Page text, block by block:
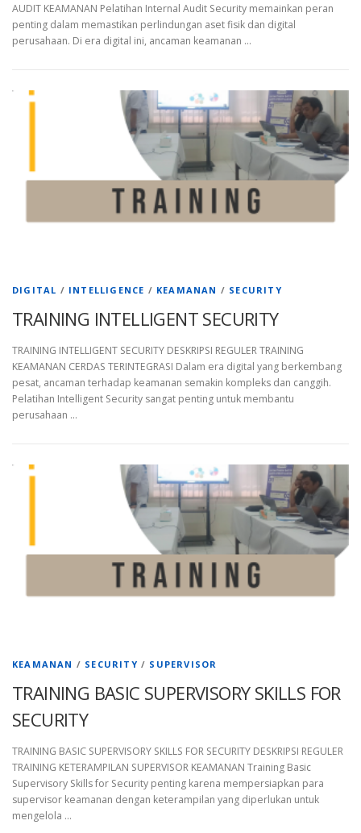
AUDIT KEAMANAN Pelatihan Internal Audit Security memainkan peran
penting dalam memastikan perlindungan aset fisik dan digital
perusahaan. Di era digital ini, ancaman keamanan …
DIGITAL / INTELLIGENCE / KEAMANAN / SECURITY
TRAINING INTELLIGENT SECURITY
TRAINING INTELLIGENT SECURITY DESKRIPSI REGULER TRAINING
KEAMANAN CERDAS TERINTEGRASI Dalam era digital yang berkembang
pesat, ancaman terhadap keamanan semakin kompleks dan canggih.
Pelatihan Intelligent Security sangat penting untuk membantu
perusahaan …
KEAMANAN / SECURITY / SUPERVISOR
TRAINING BASIC SUPERVISORY SKILLS FOR
SECURITY
TRAINING BASIC SUPERVISORY SKILLS FOR SECURITY DESKRIPSI REGULER
TRAINING KETERAMPILAN SUPERVISOR KEAMANAN Training Basic
Supervisory Skills for Security penting karena mempersiapkan para
supervisor keamanan dengan keterampilan yang diperlukan untuk
mengelola …